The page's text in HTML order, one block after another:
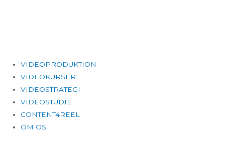
Main
Menu
VIDEOPRODUKTION
VIDEOKURSER
VIDEOSTRATEGI
VIDEOSTUDIE
CONTENT4REEL
OM OS